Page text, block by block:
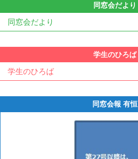
同窓会だより
同窓会だより
学生のひろば
学生のひろば
同窓会報 有恒